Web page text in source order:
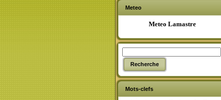
Meteo
Meteo Lamastre
Mots-clefs